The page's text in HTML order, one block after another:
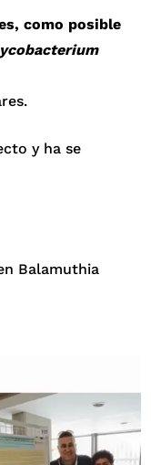
como posible
y ha se
Balamuthia